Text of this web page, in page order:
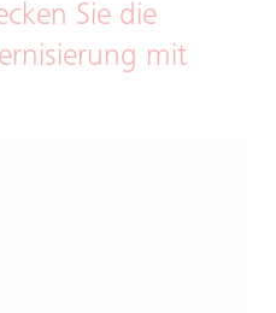
Sie die
mit